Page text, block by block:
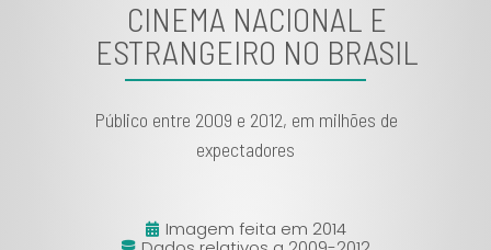
CINEMA NACIONAL E
ESTRANGEIRO NO BRASIL
Público entre 2009 e 2012, em milhões de
expectadores
Imagem feita em 2014